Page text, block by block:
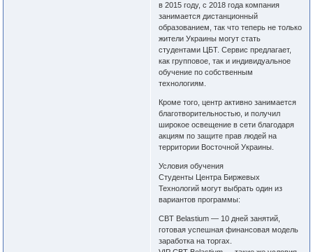
в 2015 году, с 2018 года компания
занимается дистанционный
образованием, так что теперь не только
жители Украины могут стать
студентами ЦБТ. Сервис предлагает,
как групповое, так и индивидуальное
обучение по собственным
технологиям.
Кроме того, центр активно занимается
благотворительностью, и получил
широкое освещение в сети благодаря
акциям по защите прав людей на
территории Восточной Украины.
Условия обучения
Студенты Центра Биржевых
Технологий могут выбрать один из
вариантов программы:
CBT Belastium — 10 дней занятий,
готовая успешная финансовая модель
заработка на торгах.